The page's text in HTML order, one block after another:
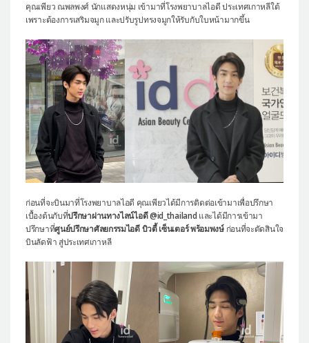
คุณเพียว ณพลพงศ์ นักแสดงหนุ่ม เข้ามาที่โรงพยาบาลไอดี ประเทศเกาหลีใต้
เพราะต้องการเสริมจมูก และปรับรูปทรงจมูกให้รับกับใบหน้ามากขึ้น
ก่อนที่จะบินมาที่โรงพยาบาลไอดี คุณเพียวได้มีการติดต่อเข้ามาเพื่อปรึกษา
เบื้องต้นกับที่ปรึกษาผ่านทางไลน์ไอดี@id_thailand และได้มีการเข้ามา
ปรึกษาที่ศูนย์ปรึกษาศัลยกรรมไอดี บิวตี้ เซ็นเตอร์ พร้อมพงษ์ก่อนที่จะตัดสินใจ
บินลัดฟ้า สู่ประเทศเกาหลี